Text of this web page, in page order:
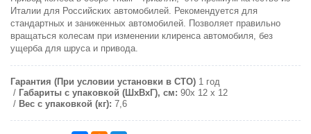
Италии для Российских автомобилей. Рекомендуется для
стандартных и заниженных автомобилей. Позволяет правильно
вращаться колесам при изменении клиренса автомобиля, без
ущерба для шруса и привода.
Гарантия (При условии установки в СТО) 1 год
Габариты с упаковкой (ШxВxГ), см: 90x 12 x 12
Вес с упаковкой (кг): 7,6